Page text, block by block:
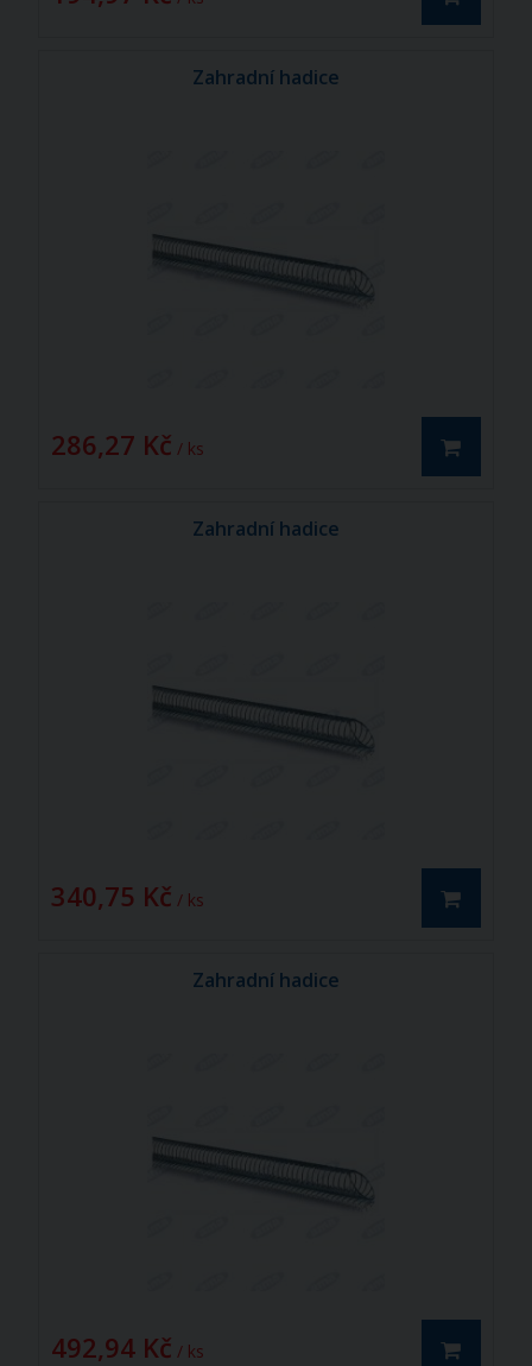
Zahradní hadice
286,27 Kč / ks
Zahradní hadice
340,75 Kč / ks
Zahradní hadice
492,94 Kč / ks